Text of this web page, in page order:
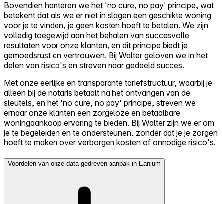
Bovendien hanteren we het 'no cure, no pay' principe, wat
betekent dat als we er niet in slagen een geschikte woning
voor je te vinden, je geen kosten hoeft te betalen. We zijn
volledig toegewijd aan het behalen van succesvolle
resultaten voor onze klanten, en dit principe biedt je
gemoedsrust en vertrouwen. Bij Walter geloven we in het
delen van risico's en streven naar gedeeld succes.
Met onze eerlijke en transparante tariefstructuur, waarbij je
alleen bij de notaris betaalt na het ontvangen van de
sleutels, en het 'no cure, no pay' principe, streven we
ernaar onze klanten een zorgeloze en betaalbare
woningaankoop ervaring te bieden. Bij Walter zijn we er om
je te begeleiden en te ondersteunen, zonder dat je je zorgen
hoeft te maken over verborgen kosten of onnodige risico's.
Voordelen van onze data-gedreven aanpak in Eanjum